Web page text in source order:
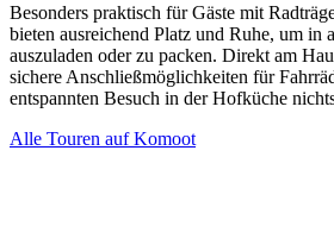
Besonders praktisch für Gäste mit
bieten ausreichend Platz und Ruhe, um in
auszuladen oder zu packen. Direkt am
sichere Anschließmöglichkeiten für
entspannten Besuch in der Hofküche
Alle Touren auf Komoot